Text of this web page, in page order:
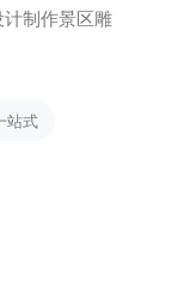
制作景区雕
站式